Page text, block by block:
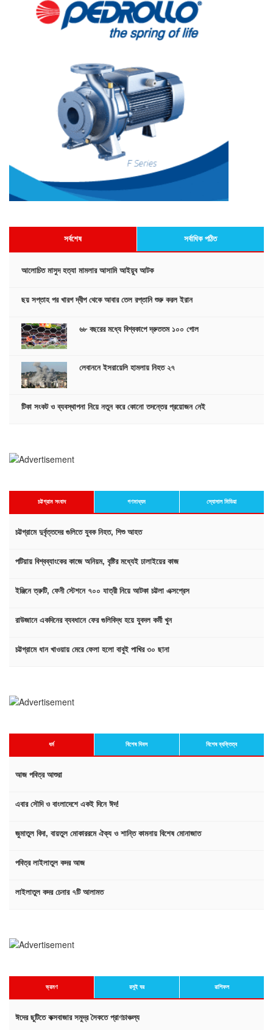
সর্বশেষ সর্বাধিক পঠিত
আলোচিত মাসুদ হত্যা মামলার আসামি আইয়ুব আটক
ছয় সপ্তাহ পর খারগ দ্বীপ থেকে আবার তেল রপ্তানি শুরু করল ইরান
৬৮ বছরের মধ্যে বিশ্বকাপে দ্রুততম ১০০ গোল
লেবাননে ইসরায়েলি হামলায় নিহত ২৭
টিকা সংকট ও ব্যবস্থাপনা নিয়ে নতুন করে কোনো তদন্তের প্রয়োজন নেই
চট্টগ্রাম সংবাদ গণমাধ্যম স্যোসাল মিডিয়া
চট্টগ্রামে দুর্বৃত্তদের গুলিতে যুবক নিহত, শিশু আহত
পটিয়ায় বিশ্বব্যাংকের কাজে অনিয়ম, বৃষ্টির মধ্যেই ঢালাইয়ের কাজ
ইঞ্জিনে ত্রুটি, ফেনী স্টেশনে ৭০০ যাত্রী নিয়ে আটকা চট্টলা এক্সপ্রেস
রাউজানে একদিনের ব্যবধানে ফের গুলিবিদ্ধ হয়ে যুবদল কর্মী খুন
চট্টগ্রামে ধান খাওয়ায় মেরে ফেলা হলো বাবুই পাখির ৩০ ছানা
ধর্ম বিশেষ দিবস বিশেষ ব্যক্তিত্ব
আজ পবিত্র আশুরা
এবার সৌদি ও বাংলাদেশে একই দিনে ঈদ!
জুমাতুল বিদা, বায়তুল মোকাররমে ঐক্য ও শান্তি কামনায় বিশেষ মোনাজাত
পবিত্র লাইলাতুল কদর আজ
লাইলাতুল কদর চেনার ৭টি আলামত
ভ্রমণ রসুই ঘর রাশিফল
ঈদের ছুটিতে কক্সবাজার সমুদ্র সৈকতে প্রাণচাঞ্চল্য